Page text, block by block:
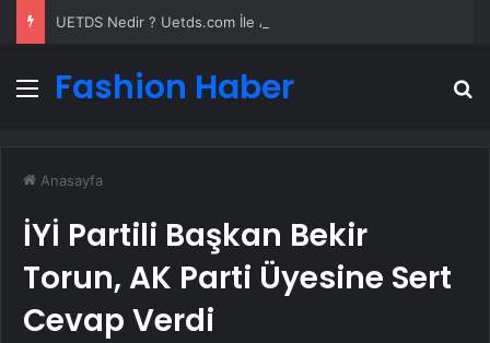
Menü
Fashion Haber
Anasayfa
İYİ Partili Başkan Bekir
Torun, AK Parti Üyesine Sert
Cevap Verdi